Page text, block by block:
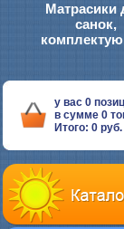
Матрасики
санок,
у вас 0
в сумме 0
Итого: 0 руб.